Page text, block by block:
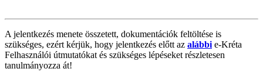
A jelentkezés menete összetett, dokumentációk feltöltése is
szükséges, ezért kérjük, hogy jelentkezés előtt az alábbie-Kréta
Felhasználói útmutatókat és szükséges lépéseket részletesen
tanulmányozza át!